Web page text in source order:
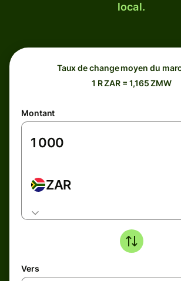
local.
Taux de change moyen du
1 R ZAR = 1,165 ZMW
Montant
ZAR
Vers